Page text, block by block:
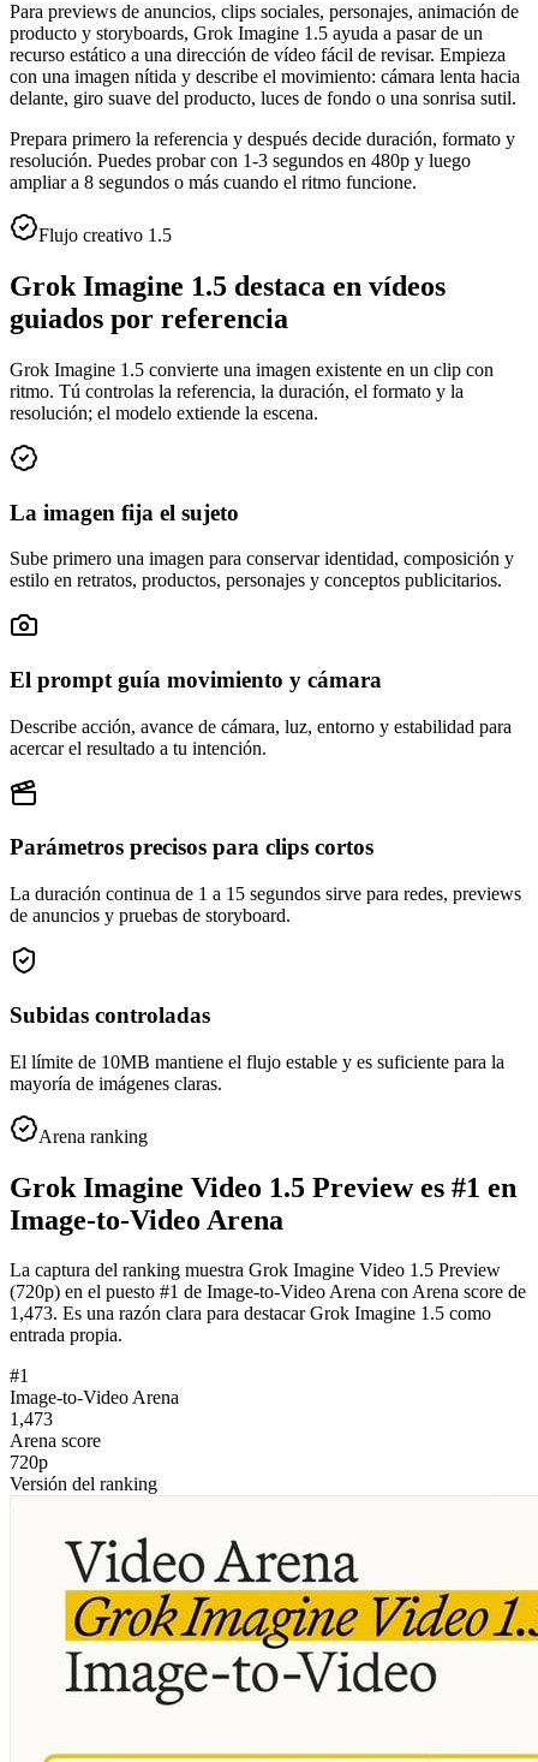
Para previews de anuncios, clips sociales, personajes, animación de
producto y storyboards, Grok Imagine 1.5 ayuda a pasar de un
recurso estático a una dirección de vídeo fácil de revisar. Empieza
con una imagen nítida y describe el movimiento: cámara lenta hacia
delante, giro suave del producto, luces de fondo o una sonrisa sutil.
Prepara primero la referencia y después decide duración, formato y
resolución. Puedes probar con 1-3 segundos en 480p y luego
ampliar a 8 segundos o más cuando el ritmo funcione.
Flujo creativo 1.5
Grok Imagine 1.5 destaca en vídeos
guiados por referencia
Grok Imagine 1.5 convierte una imagen existente en un clip con
ritmo. Tú controlas la referencia, la duración, el formato y la
resolución; el modelo extiende la escena.
La imagen fija el sujeto
Sube primero una imagen para conservar identidad, composición y
estilo en retratos, productos, personajes y conceptos publicitarios.
El prompt guía movimiento y cámara
Describe acción, avance de cámara, luz, entorno y estabilidad para
acercar el resultado a tu intención.
Parámetros precisos para clips cortos
La duración continua de 1 a 15 segundos sirve para redes, previews
de anuncios y pruebas de storyboard.
Subidas controladas
El límite de 10MB mantiene el flujo estable y es suficiente para la
mayoría de imágenes claras.
Arena ranking
Grok Imagine Video 1.5 Preview es #1 en
Image-to-Video Arena
La captura del ranking muestra Grok Imagine Video 1.5 Preview
(720p) en el puesto #1 de Image-to-Video Arena con Arena score de
1,473. Es una razón clara para destacar Grok Imagine 1.5 como
entrada propia.
#1
Image-to-Video Arena
1,473
Arena score
720p
Versión del ranking